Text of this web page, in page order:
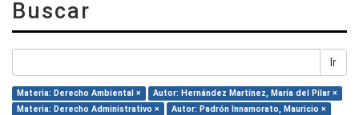
Buscar
Ir
Materia: Derecho Ambiental ×
Autor: Hernández Martínez, María del Pilar ×
Materia: Derecho Administrativo ×
Autor: Padrón Innamorato, Mauricio ×